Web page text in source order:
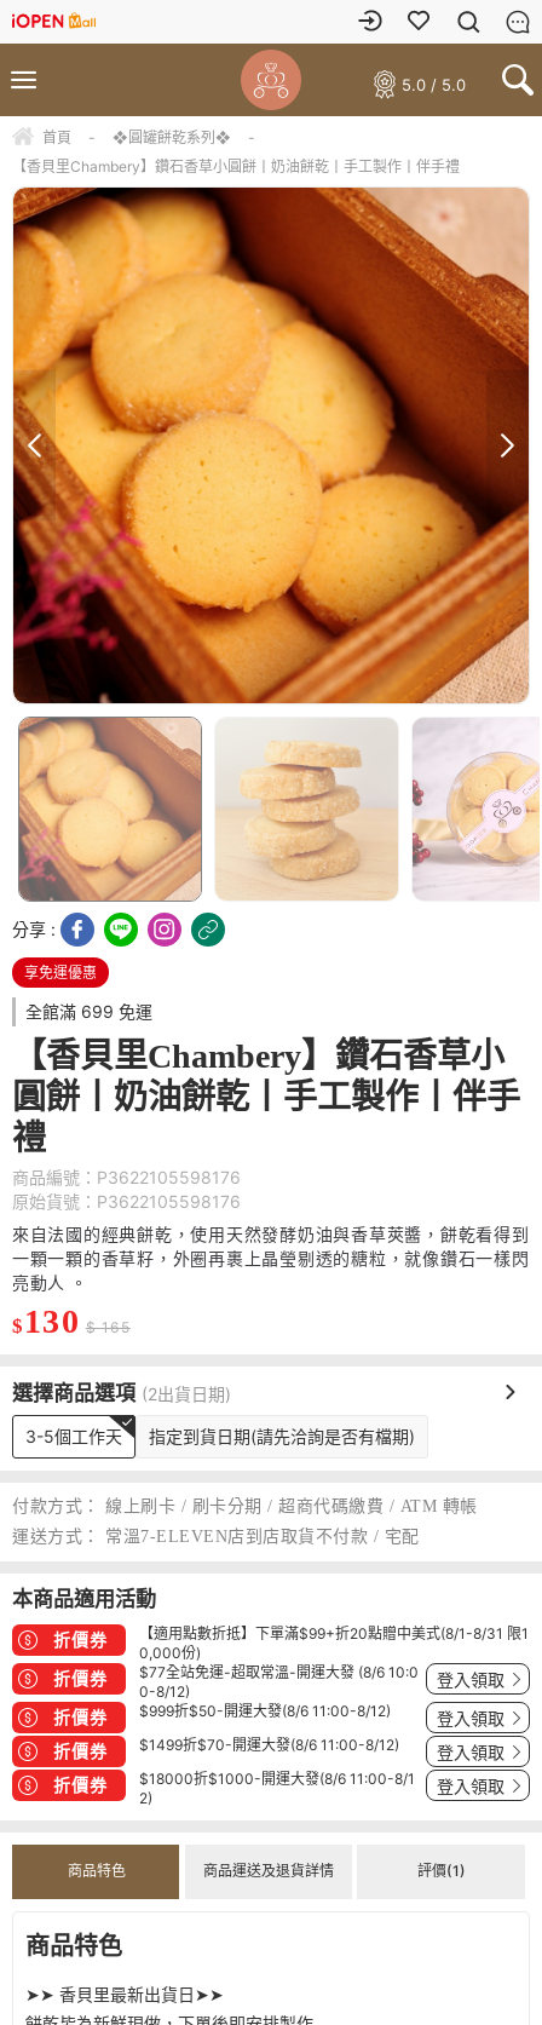
5.0 / 5.0
首頁 - ❖圓罐餅乾系列❖
-
【香貝里Chambery】鑽石香草小圓餅丨奶油餅乾丨手工製作丨伴手禮
分享 :
享免運優惠
全館滿 699 免運
【香貝里Chambery】鑽石香草小
圓餅丨奶油餅乾丨手工製作丨伴手
禮
商品編號：P3622105598176
原始貨號：P3622105598176
來自法國的經典餅乾，使用天然發酵奶油與香草莢醬，餅乾看得到
一顆一顆的香草籽，外圈再裹上晶瑩剔透的糖粒，就像鑽石一樣閃
亮動人 。
$ 130 $ 165
選擇商品選項 (2出貨日期)
3-5個工作天 指定到貨日期(請先洽詢是否有檔期)
付款方式：
線上刷卡 / 刷卡分期 / 超商代碼繳費 / ATM 轉帳
運送方式：
常溫7-ELEVEN店到店取貨不付款 / 宅配
本商品適用活動
折價券
【適用點數折抵】下單滿$99+折20點贈中美式(8/1-8/31 限1
0,000份)
折價券
$77全站免運-超取常溫-開運大發 (8/6 10:0
0-8/12)
登入領取
折價券 $999折$50-開運大發(8/6 11:00-8/12) 登入領取
折價券 $1499折$70-開運大發(8/6 11:00-8/12) 登入領取
折價券
$18000折$1000-開運大發(8/6 11:00-8/1
2)
登入領取
商品特色 商品運送及退貨詳情 評價(1)
商品特色
➤➤ 香貝里最新出貨日➤➤